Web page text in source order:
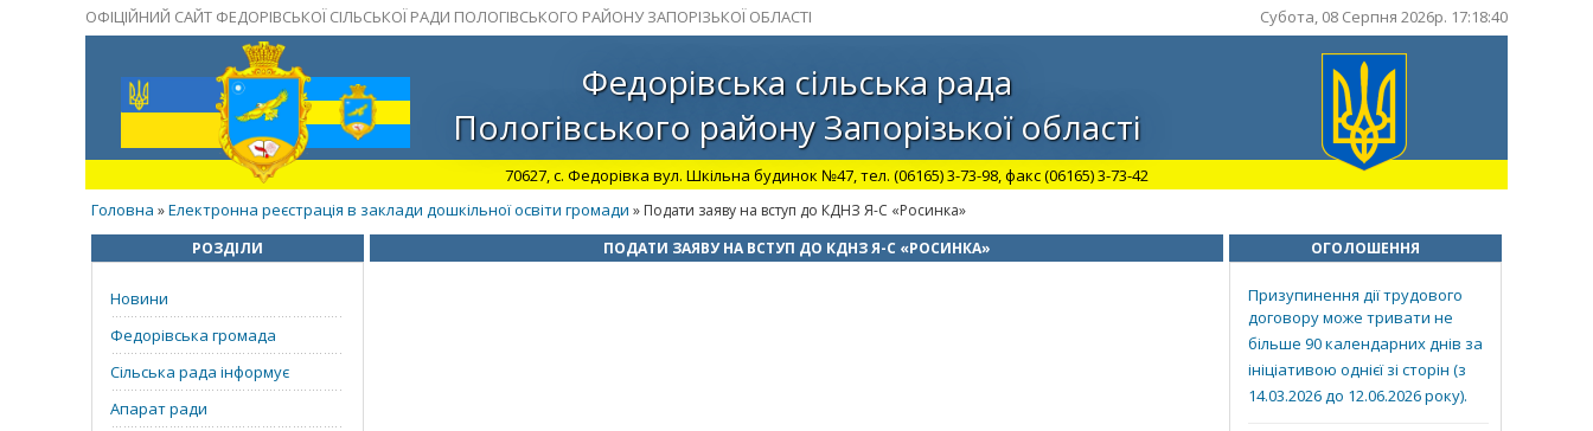
ОФІЦІЙНИЙ САЙТ ФЕДОРІВСЬКОЇ СІЛЬСЬКОЇ РАДИ ПОЛОГІВСЬКОГО РАЙОНУ ЗАПОРІЗЬКОЇ ОБЛАСТІ Субота, 08 Серпня 2026р. 17:18:41
Федорівська сільська рада
Пологівського району Запорізької області
70627, с. Федорівка вул. Шкільна будинок №47, тел. (06165) 3-73-98, факс (06165) 3-73-42
Головна »Електронна реєстрація в заклади дошкільної освіти громади » Подати заяву на вступ до КДНЗ Я-С «Росинка»
РОЗДІЛИ
Новини
Федорівська громада
Сільська рада інформує
Апарат ради
ПОДАТИ ЗАЯВУ НА ВСТУП ДО КДНЗ Я-С «РОСИНКА» ОГОЛОШЕННЯ
Призупинення дії трудового
договору може тривати не
більше 90 календарних днів за
ініціативою однієї зі сторін (з
14.03.2026 до 12.06.2026 року).